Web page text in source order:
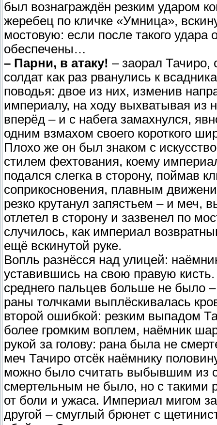
был вознаграждён резким ударом
жеребец по кличке «Умница»,
мостовую: если после такого
обеспечены…
– Парни, в атаку! – заорал Тачиро,
солдат как раз рванулись к
поводья: двое из них, изменив
империалу, на ходу выхватывая
вперёд – и с набега замахнулся,
одним взмахом своего короткого
Плохо же он был знаком с
стилем фехтования, коему
подался слегка в сторону, поймав
соприкосновения, плавным
резко крутанул запястьем – и меч,
отлетел в сторону и зазвенел по
случилось, как империал
ещё вскинутой руке.
Вопль разнёсся над улицей:
уставившись на свою правую
среднего пальцев больше не было
раны толчками выплёскивалась
второй ошибкой: резким выпадом
более громким воплем, наёмник
рукой за голову: рана была не
меч Тачиро отсёк наёмнику
можно было считать выбывшим из
смертельным не было, но с такими
от боли и ужаса. Империал мигом
другой – смуглый брюнет с